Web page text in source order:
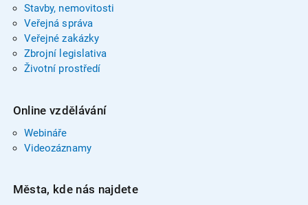
Stavby, nemovitosti
Veřejná správa
Veřejné zakázky
Zbrojní legislativa
Životní prostředí
Online vzdělávání
Webináře
Videozáznamy
Města, kde nás najdete